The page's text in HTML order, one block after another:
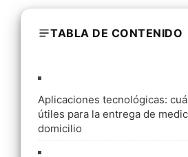
TABLA DE CONTENIDO
Aplicaciones tecnológicas:
útiles para la entrega de
domicilio